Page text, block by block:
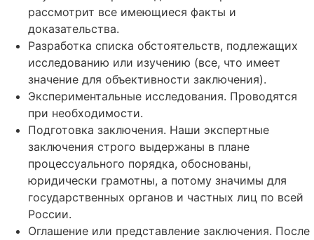
рассмотрит все имеющиеся факты и
доказательства.
Разработка списка обстоятельств, подлежащих
исследованию или изучению (все, что имеет
значение для объективности заключения).
Экспериментальные исследования. Проводятся
при необходимости.
Подготовка заключения. Наши экспертные
заключения строго выдержаны в плане
процессуального порядка, обоснованы,
юридически грамотны, а потому значимы для
государственных органов и частных лиц по всей
России.
Оглашение или представление заключения. После